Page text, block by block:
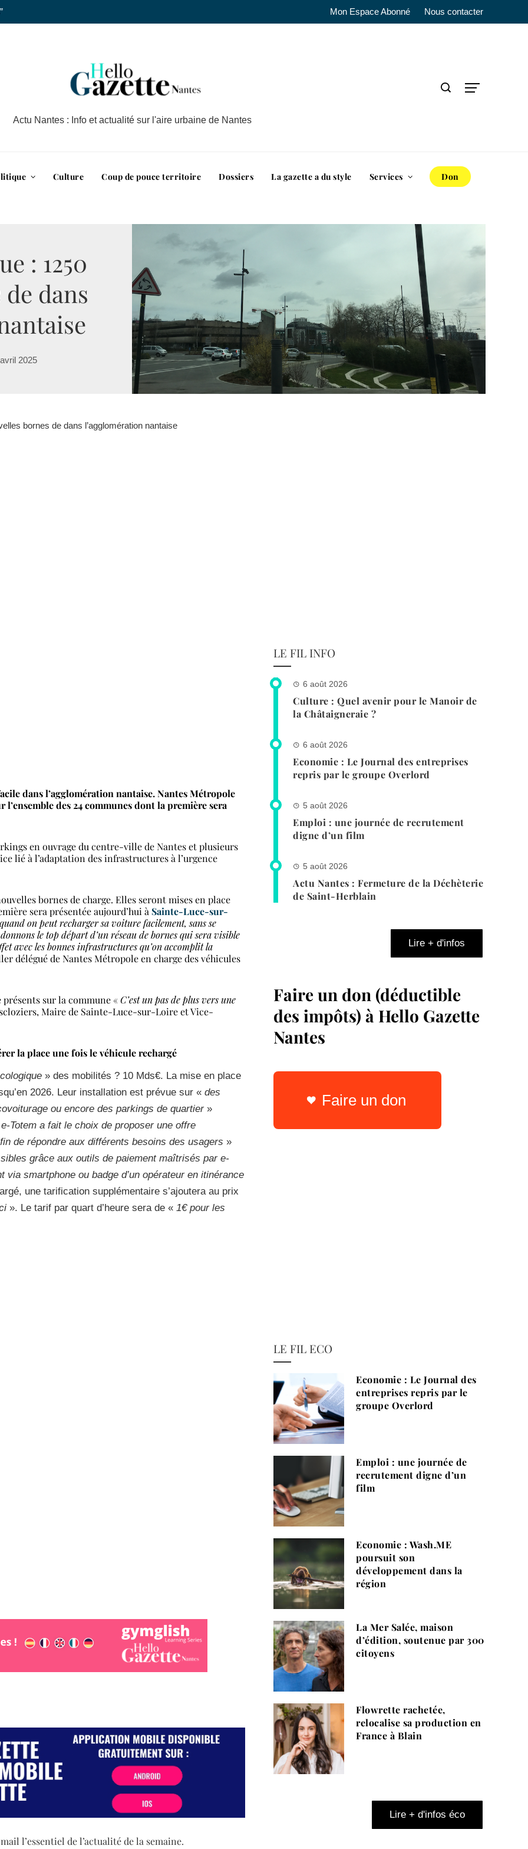
Mon Espace Abonné Nous contacter
Actu Nantes : Info et actualité sur l'aire urbaine de Nantes
Culture Coup de pouce territoire Dossiers La gazette a du style Services Don
: 1250
dans
2025
bornes de dans l’agglomération nantaise
dans l’agglomération nantaise. Nantes Métropole
des 24 communes dont la première sera
en ouvrage du centre-ville de Nantes et plusieurs
lié à l’adaptation des infrastructures à l’urgence
bornes de charge. Elles seront mises en place
sera présentée aujourd’hui à Sainte-Luce-sur-
on peut recharger sa voiture facilement, sans se
le top départ d’un réseau de bornes qui sera visible
avec les bonnes infrastructures qu’on accomplit la
délégué de Nantes Métropole en charge des véhicules
présents sur la commune « C’est un pas de plus vers une
Maire de Sainte-Luce-sur-Loire et Vice-
la place une fois le véhicule rechargé
» des mobilités ? 10 Mds€. La mise en place
2026. Leur installation est prévue sur « des
ou encore des parkings de quartier»
e-Totem a fait le choix de proposer une offre
de répondre aux différents besoins des usagers »
grâce aux outils de paiement maîtrisés par e-
smartphone ou badge d’un opérateur en itinérance
une tarification supplémentaire s’ajoutera au prix
». Le tarif par quart d’heure sera de « 1€ pour les
l’essentiel de l’actualité de la semaine.
LE FIL INFO
6 août 2026
Culture : Quel avenir pour le Manoir de
la Châtaigneraie ?
6 août 2026
Economie : Le Journal des entreprises
repris par le groupe Overlord
5 août 2026
Emploi : une journée de recrutement
digne d’un film
5 août 2026
Actu Nantes : Fermeture de la Déchèterie
de Saint-Herblain
Lire + d'infos
Faire un don (déductible
des impôts) à Hello Gazette
Nantes
Faire un don
LE FIL ECO
Economie : Le Journal des
entreprises repris par le
groupe Overlord
Emploi : une journée de
recrutement digne d’un
film
Economie : Wash.ME
poursuit son
développement dans la
région
La Mer Salée, maison
d’édition, soutenue par 300
citoyens
Flowrette rachetée,
relocalise sa production en
France à Blain
Lire + d'infos éco